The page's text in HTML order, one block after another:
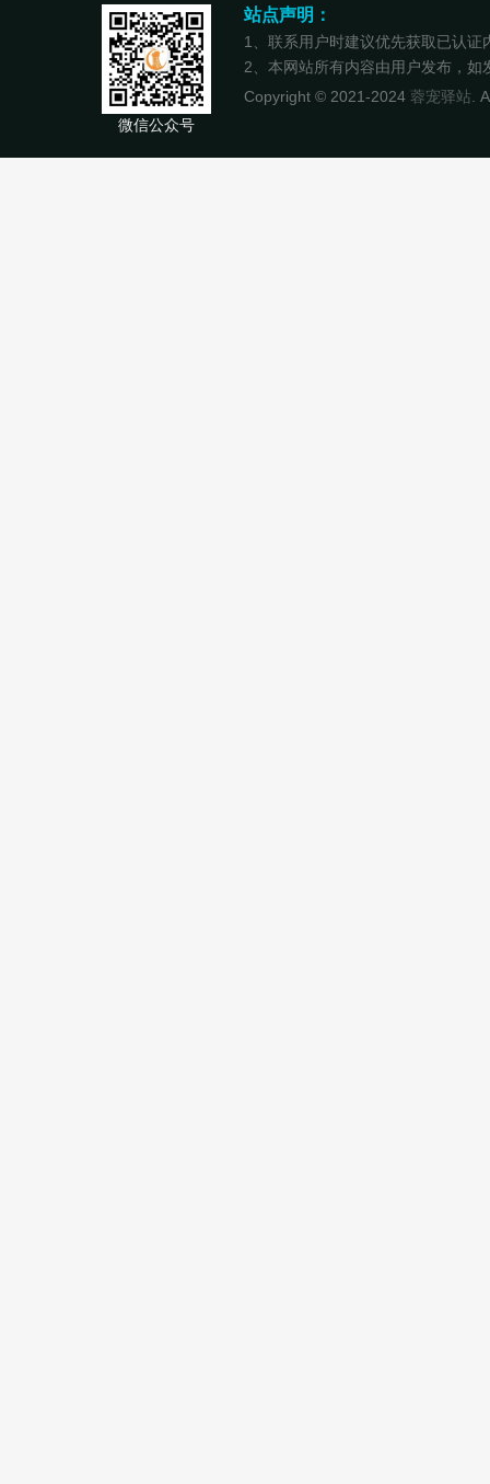
微信公众号
站点声明：
1、联系用户时建议优先获取已认
2、本网站所有内容由用户发布，
Copyright © 2021-2024 蓉宠驿站.